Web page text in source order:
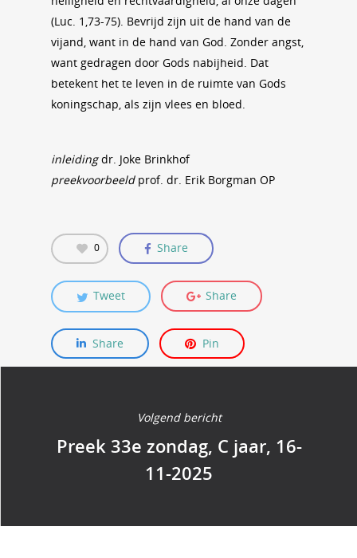
(Luc. 1,73-75). Bevrijd zijn uit de hand van de
vijand, want in de hand van God. Zonder angst,
want gedragen door Gods nabijheid. Dat
betekent het te leven in de ruimte van Gods
koningschap, als zijn vlees en bloed.
inleidingdr. Joke Brinkhof
preekvoorbeeldprof. dr. Erik Borgman OP
0 Share
Tweet Share
Share Pin
Volgend bericht
Preek 33e zondag, C jaar, 16-
11-2025